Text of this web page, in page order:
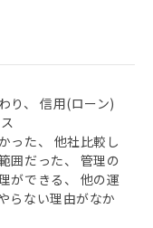
り、 信用(ローン)
った、 他社比較し
囲だった、 管理の
ができる、 他の運
らない理由がなか